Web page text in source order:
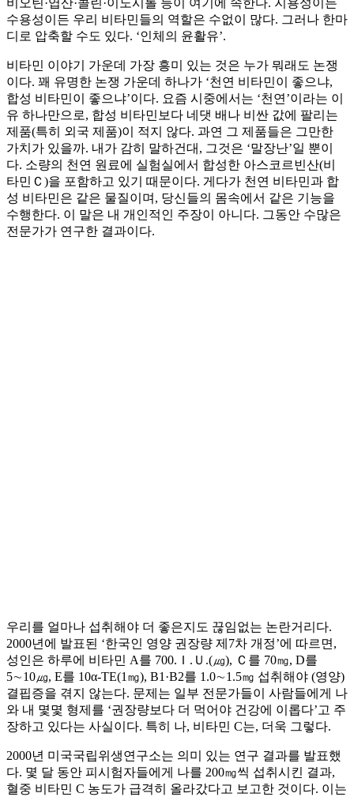
수용성이든 우리 비타민들의 역할은 수없이 많다. 그러나 한마
디로 압축할 수도 있다. ‘인체의 윤활유’.
비타민 이야기 가운데 가장 흥미 있는 것은 누가 뭐래도 논쟁
이다. 꽤 유명한 논쟁 가운데 하나가 ‘천연 비타민이 좋으냐,
합성 비타민이 좋으냐’이다. 요즘 시중에서는 ‘천연’이라는 이
유 하나만으로, 합성 비타민보다 네댓 배나 비싼 값에 팔리는
제품(특히 외국 제품)이 적지 않다. 과연 그 제품들은 그만한
가치가 있을까. 내가 감히 말하건대, 그것은 ‘말장난’일 뿐이
다. 소량의 천연 원료에 실험실에서 합성한 아스코르빈산(비
타민Ｃ)을 포함하고 있기 때문이다. 게다가 천연 비타민과 합
성 비타민은 같은 물질이며, 당신들의 몸속에서 같은 기능을
수행한다. 이 말은 내 개인적인 주장이 아니다. 그동안 수많은
전문가가 연구한 결과이다.
우리를 얼마나 섭취해야 더 좋은지도 끊임없는 논란거리다.
2000년에 발표된 ‘한국인 영양 권장량 제7차 개정’에 따르면,
성인은 하루에 비타민 A를 700.Ｉ.Ｕ.(㎍), Ｃ를 70㎎, D를
5∼10㎍, E를 10α-TE(1㎎), B1·B2를 1.0∼1.5㎎ 섭취해야 (영양)
결핍증을 겪지 않는다. 문제는 일부 전문가들이 사람들에게 나
와 내 몇몇 형제를 ‘권장량보다 더 먹어야 건강에 이롭다’고 주
장하고 있다는 사실이다. 특히 나, 비타민 C는, 더욱 그렇다.
2000년 미국국립위생연구소는 의미 있는 연구 결과를 발표했
다. 몇 달 동안 피시험자들에게 나를 200㎎씩 섭취시킨 결과,
혈중 비타민 C 농도가 급격히 올라갔다고 보고한 것이다. 이는